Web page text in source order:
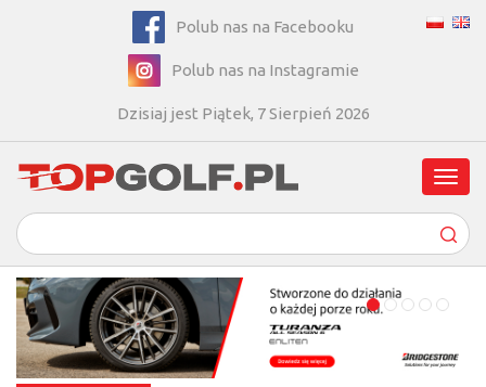
Polub nas na Facebooku
Polub nas na Instagramie
Dzisiaj jest Piątek, 7 Sierpień 2026